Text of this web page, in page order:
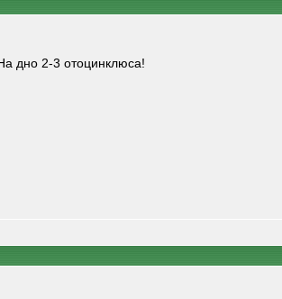
дно 2-3 отоцинклюса!